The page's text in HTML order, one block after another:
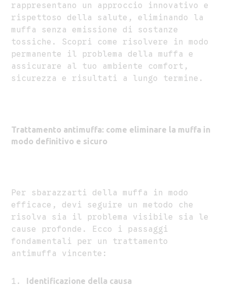
rappresentano un approccio innovativo e
rispettoso della salute, eliminando la
muffa senza emissione di sostanze
tossiche. Scopri come risolvere in modo
permanente il problema della muffa e
assicurare al tuo ambiente comfort,
sicurezza e risultati a lungo termine.
Trattamento antimuffa: come eliminare la muffa in
modo definitivo e sicuro
Per sbarazzarti della muffa in modo
efficace, devi seguire un metodo che
risolva sia il problema visibile sia le
cause profonde. Ecco i passaggi
fondamentali per un trattamento
antimuffa vincente:
Identificazione della causa